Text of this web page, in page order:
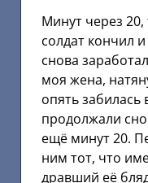
Минут через
солдат кончил
снова
моя жена,
опять
продолжали
ещё минут 20.
ним тот, что
дравший её